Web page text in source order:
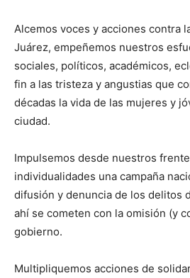
Alcemos voces y acciones contra
Juárez, empeñemos nuestros
sociales, políticos, académicos,
fin a las tristeza y angustias que
décadas la vida de las mujeres y
ciudad.
Impulsemos desde nuestros
individualidades una campaña
difusión y denuncia de los delitos
ahí se cometen con la omisión (y
gobierno.
Multipliquemos acciones de